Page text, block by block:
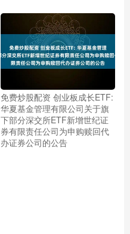
免费炒股配资 创业板成长ETF:
华夏基金管理有限公司关于旗
下部分深交所ETF新增世纪证
券有限责任公司为申购赎回代
办证券公司的公告